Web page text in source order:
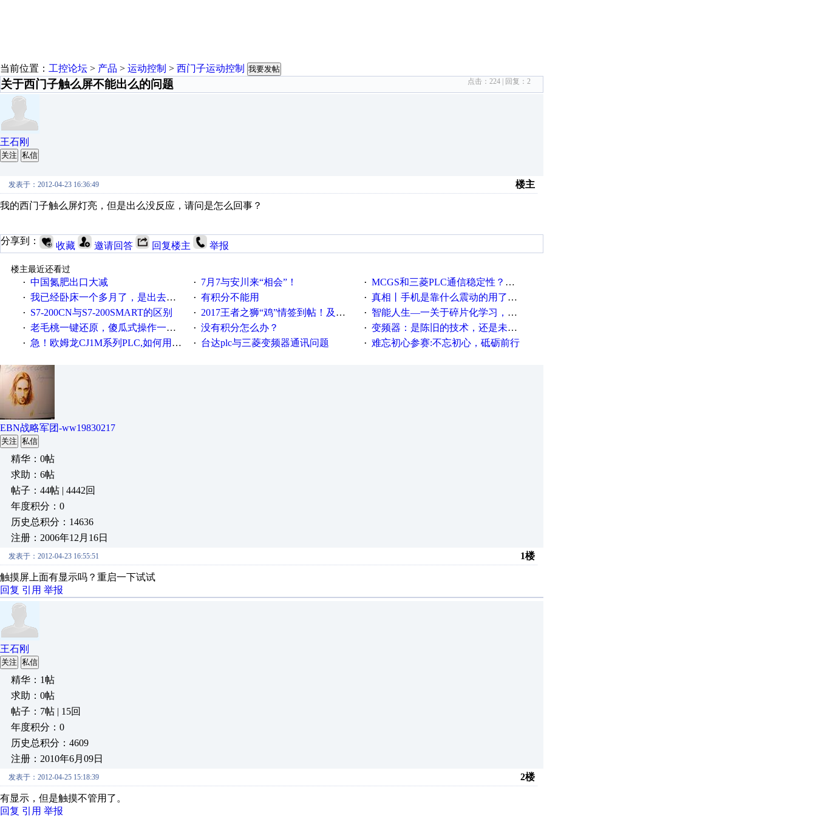
当前位置： 工控论坛 > 产品 > 运动控制 > 西门子运动控制 我要发帖
关于西门子触么屏不能出么的问题 点击： 224 | 回复： 2
王石刚
关注 私信
发表于：2012-04-23 16:36:49 楼主
我的西门子触么屏灯亮，但是出么没反应，请问是怎么回事？
分享到： 收藏 邀请回答 回复楼主 举报
楼主最近还看过
· 中国氮肥出口大减 · 7月7与安川来“相会”！ · MCGS和三菱PLC通信稳定性？？？
· 我已经卧床一个多月了，是出去安装机械手在高速遭遇车祸所致:大家工作都要特别注意啊 · 有积分不能用 · 真相丨手机是靠什么震动的用了这么多年才知道！
· S7-200CN与S7-200SMART的区别 · 2017王者之狮“鸡”情签到帖！及时更新在线研讨会预告 · 智能人生—一关于碎片化学习，看这一篇就够了！
· 老毛桃一键还原，傻瓜式操作一键轻松备份还原；程序为向导式安装，一键即可实现自动备份或还原系统。 · 没有积分怎么办？ · 变频器：是陈旧的技术，还是未来的幕后英雄？
· 急！欧姆龙CJ1M系列PLC,如何用时间控制变频器。要求时间在组态王中可以自由输入！拜托各位大神了！ · 台达plc与三菱变频器通讯问题 · 难忘初心参赛:不忘初心，砥砺前行
EBN战略军团-ww19830217
关注 私信
精华：0帖
求助：6帖
帖子：44帖 | 4442回
年度积分：0
历史总积分：14636
注册：2006年12月16日
发表于：2012-04-23 16:55:51 1楼
触摸屏上面有显示吗？重启一下试试
回复 引用 举报
王石刚
关注 私信
精华：1帖
求助：0帖
帖子：7帖 | 15回
年度积分：0
历史总积分：4609
注册：2010年6月09日
发表于：2012-04-25 15:18:39 2楼
有显示，但是触摸不管用了。
回复 引用 举报